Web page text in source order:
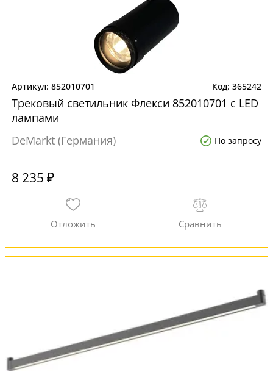
852010701 365242
Трековый светильник Флекси 852010701 с LED
лампами
DeMarkt (Германия)
По запросу
8 235 ₽